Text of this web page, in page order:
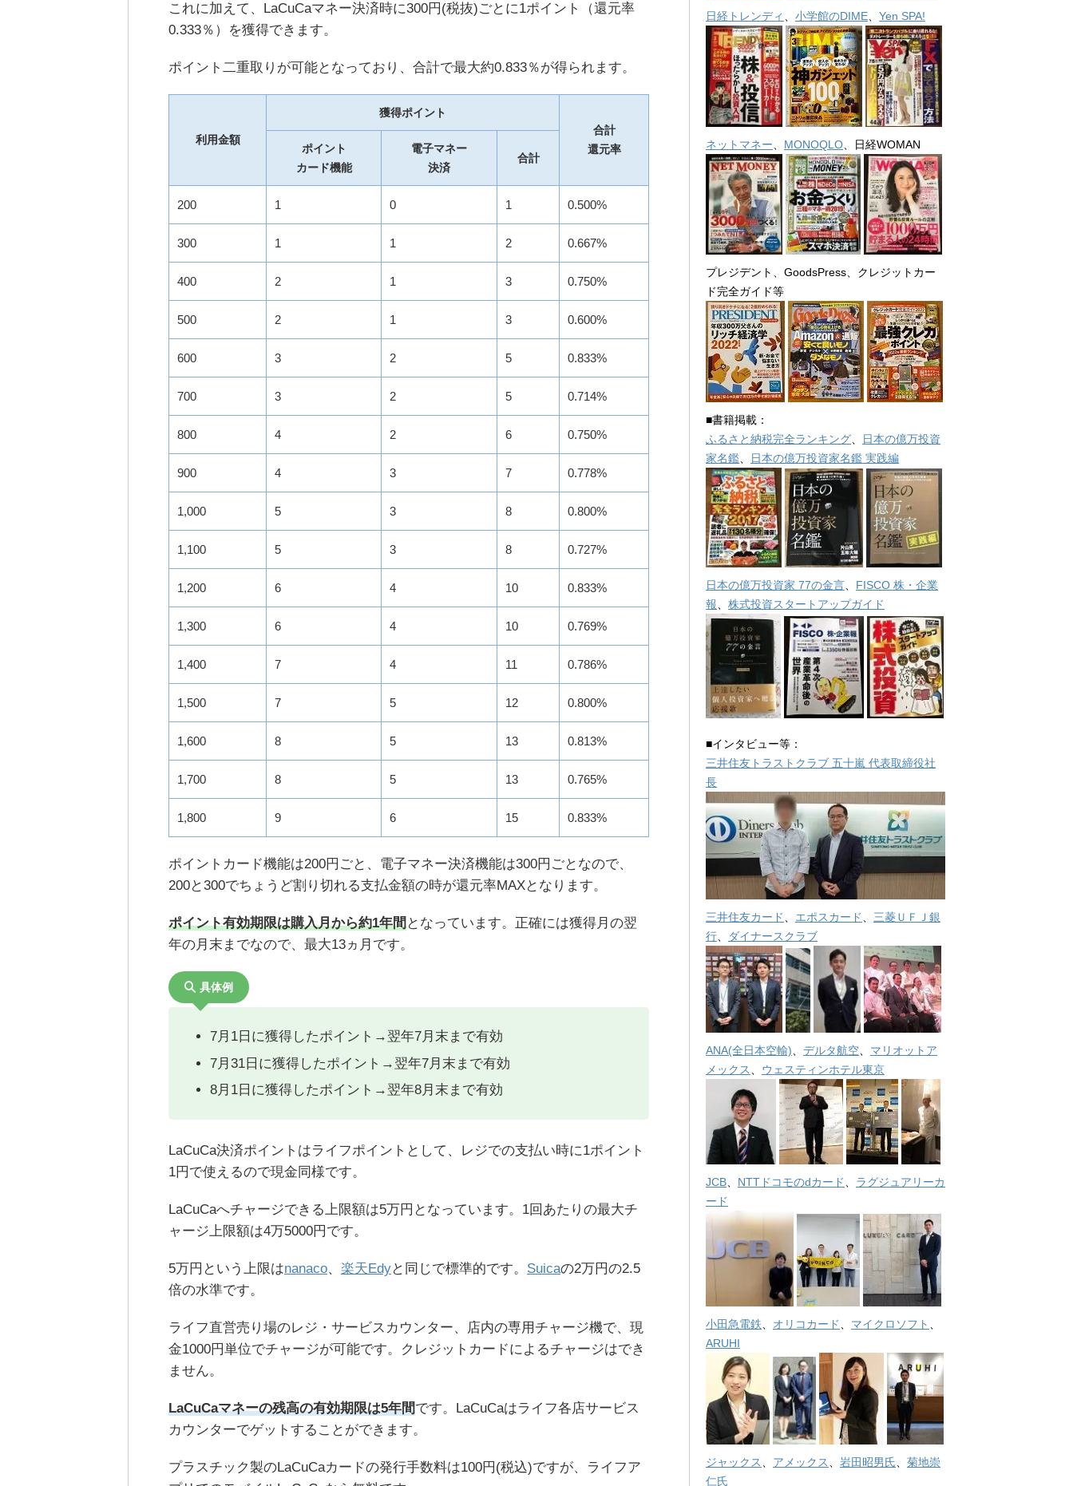
これに加えて、LaCuCaマネー決済時に300円(税抜)ごとに1ポイント（還元率
0.333％）を獲得できます。
ポイント二重取りが可能となっており、合計で最大約0.833％が得られます。
利用金額
獲得ポイント
合計
還元率
ポイント
カード機能
電子マネー
決済
合計
200 1 0 1 0.500%
300 1 1 2 0.667%
400 2 1 3 0.750%
500 2 1 3 0.600%
600 3 2 5 0.833%
700 3 2 5 0.714%
800 4 2 6 0.750%
900 4 3 7 0.778%
1,000 5 3 8 0.800%
1,100 5 3 8 0.727%
1,200 6 4 10 0.833%
1,300 6 4 10 0.769%
1,400 7 4 11 0.786%
1,500 7 5 12 0.800%
1,600 8 5 13 0.813%
1,700 8 5 13 0.765%
1,800 9 6 15 0.833%
ポイントカード機能は200円ごと、電子マネー決済機能は300円ごとなので、
200と300でちょうど割り切れる支払金額の時が還元率MAXとなります。
ポイント有効期限は購入月から約1年間となっています。正確には獲得月の翌
年の月末までなので、最大13ヵ月です。
具体例
7月1日に獲得したポイント→翌年7月末まで有効
7月31日に獲得したポイント→翌年7月末まで有効
8月1日に獲得したポイント→翌年8月末まで有効
LaCuCa決済ポイントはライフポイントとして、レジでの支払い時に1ポイント
1円で使えるので現金同様です。
LaCuCaへチャージできる上限額は5万円となっています。1回あたりの最大チ
ャージ上限額は4万5000円です。
5万円という上限はnanaco、 楽天Edyと同じで標準的です。 Suicaの2万円の2.5
倍の水準です。
ライフ直営売り場のレジ・サービスカウンター、店内の専用チャージ機で、現
金1000円単位でチャージが可能です。クレジットカードによるチャージはでき
ません。
LaCuCaマネーの残高の有効期限は5年間です。LaCuCaはライフ各店サービス
カウンターでゲットすることができます。
プラスチック製のLaCuCaカードの発行手数料は100円(税込)ですが、ライフア
日経トレンディ 小学館のDIME Yen SPA!
ネットマネー MONOQLO 、日経WOMAN
プレジデント、GoodsPress、クレジットカー
ド完全ガイド等
■書籍掲載：
ふるさと納税完全ランキング、
日本の億万投資
家名鑑、 日本の億万投資家名鑑 実践編
日本の億万投資家 77の金言、 FISCO 株・企業
報、 株式投資スタートアップガイド
■インタビュー等：
三井住友トラストクラブ 五十嵐 代表取締役社
長
三井住友カード エポスカード
三菱ＵＦＪ銀
行
ダイナースクラブ
ANA(全日本空輸) デルタ航空
マリオットア
メックス
ウェスティンホテル東京
JCB NTTドコモのdカード
ラグジュアリーカ
ード
小田急電鉄 オリコカード マイクロソフト
ARUHI
ジャックス アメックス 岩田昭男氏
菊地崇
仁氏